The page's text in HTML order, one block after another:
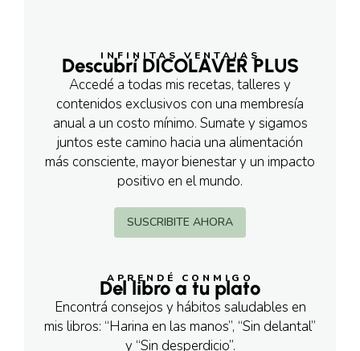
INFINITAS VENTAJAS
Descubrí DICOLAVER PLUS
Accedé a todas mis recetas, talleres y
contenidos exclusivos con una membresía
anual a un costo mínimo. Sumate y sigamos
juntos este camino hacia una alimentación
más consciente, mayor bienestar y un impacto
positivo en el mundo.
SUSCRIBITE AHORA
APRENDÉ CONMIGO
Del libro a tu plato
Encontrá consejos y hábitos saludables en
mis libros: “Harina en las manos”, “Sin delantal”
y “Sin desperdicio”.